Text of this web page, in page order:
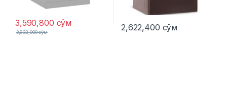
3,590,800 сўм
3,832,000сўм 2,622,400 сўм